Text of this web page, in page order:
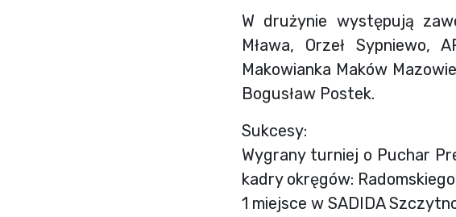
W drużynie występują
Mława, Orzeł Sypniewo,
Makowianka Maków
Bogusław Postek.
Sukcesy:
Wygrany turniej o Puchar
kadry okręgów:
1 miejsce w SADIDA